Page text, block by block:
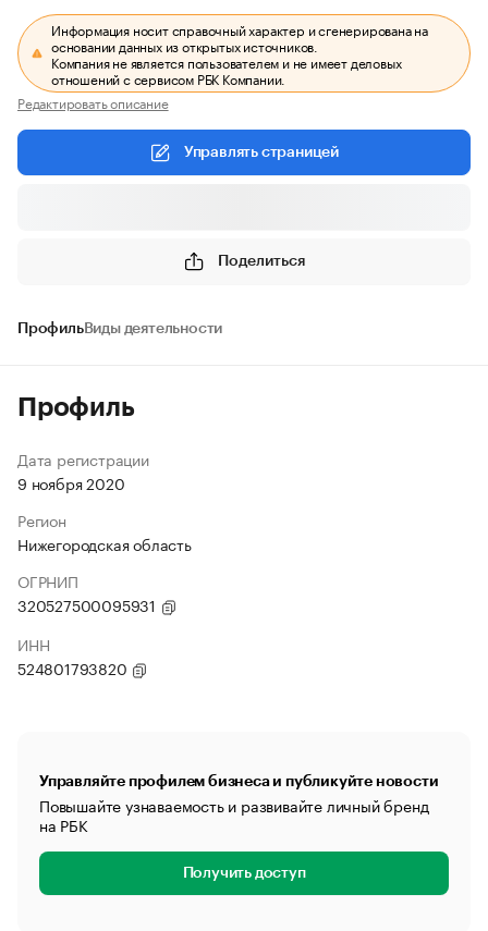
Информация носит справочный характер и сгенерирована на
основании данных из открытых источников.
Компания не является пользователем и не имеет деловых
отношений с сервисом РБК Компании.
Редактировать описание
Управлять страницей
Поделиться
ПрофильВиды деятельности
Профиль
Дата регистрации
9 ноября 2020
Регион
Нижегородская область
ОГРНИП
320527500095931
ИНН
524801793820
Управляйте профилем бизнеса и публикуйте новости
Повышайте узнаваемость и развивайте личный бренд
на РБК
Получить доступ